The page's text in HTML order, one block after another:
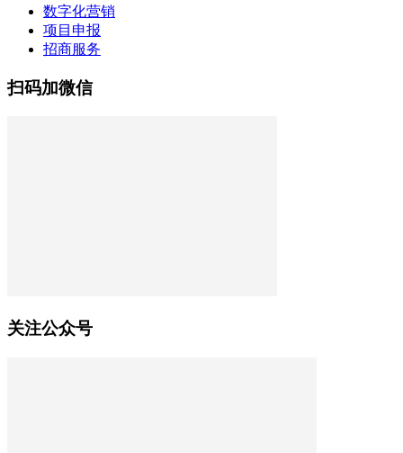
数字化营销
项目申报
招商服务
扫码加微信
关注公众号